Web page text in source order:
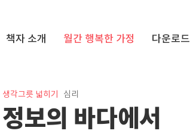
책자 소개 월간 행복한 가정 다운로드
생각그릇 넓히기 심리
정보의 바다에서